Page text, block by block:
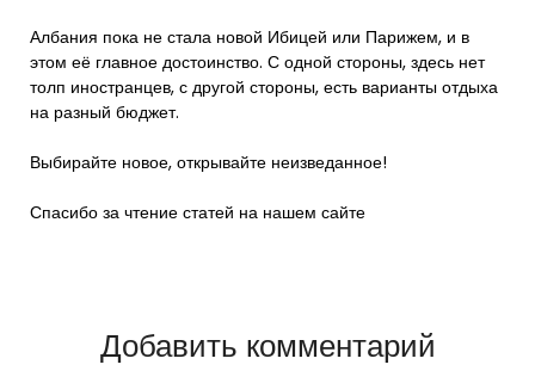
Албания пока не стала новой Ибицей или Парижем, и в
этом её главное достоинство. С одной стороны, здесь нет
толп иностранцев, с другой стороны, есть варианты отдыха
на разный бюджет.
Выбирайте новое, открывайте неизведанное!
Спасибо за чтение статей на нашем сайте
Добавить комментарий